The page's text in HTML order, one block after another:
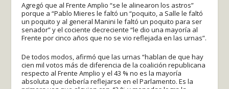
Agregó que al Frente Amplio “se le alinearon los astros”
porque a “Pablo Mieres le faltó un “poquito, a Salle le faltó
un poquito y al general Manini le faltó un poquito para ser
senador” y el cociente decreciente “le dio una mayoría al
Frente por cinco años que no se vio reflejada en las urnas”.
De todos modos, afirmó que las urnas “hablan de que hay
cien mil votos más de diferencia de la coalición republicana
respecto al Frente Amplio y el 43 % no es la mayoría
absoluta que debería reflejarse en el Parlamento. Es la